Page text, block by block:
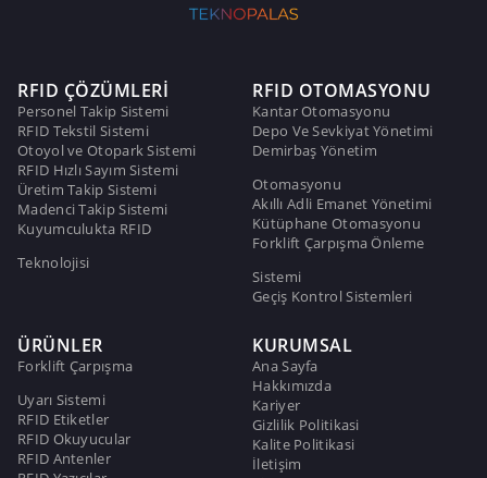
RFID ÇÖZÜMLERİ
Personel Takip Sistemi
RFID Tekstil Sistemi
Otoyol ve Otopark Sistemi
RFID Hızlı Sayım Sistemi
Üretim Takip Sistemi
Madenci Takip Sistemi
Kuyumculukta RFID
Teknolojisi
RFID OTOMASYONU
Kantar Otomasyonu
Depo Ve Sevkiyat Yönetimi
Demirbaş Yönetim
Otomasyonu
Akıllı Adli Emanet Yönetimi
Kütüphane Otomasyonu
Forklift Çarpışma Önleme
Sistemi
Geçiş Kontrol Sistemleri
ÜRÜNLER
Forklift Çarpışma
Uyarı Sistemi
RFID Etiketler
RFID Okuyucular
RFID Antenler
KURUMSAL
Ana Sayfa
Hakkımızda
Kariyer
Gizlilik Politikasi
Kalite Politikasi
İletişim